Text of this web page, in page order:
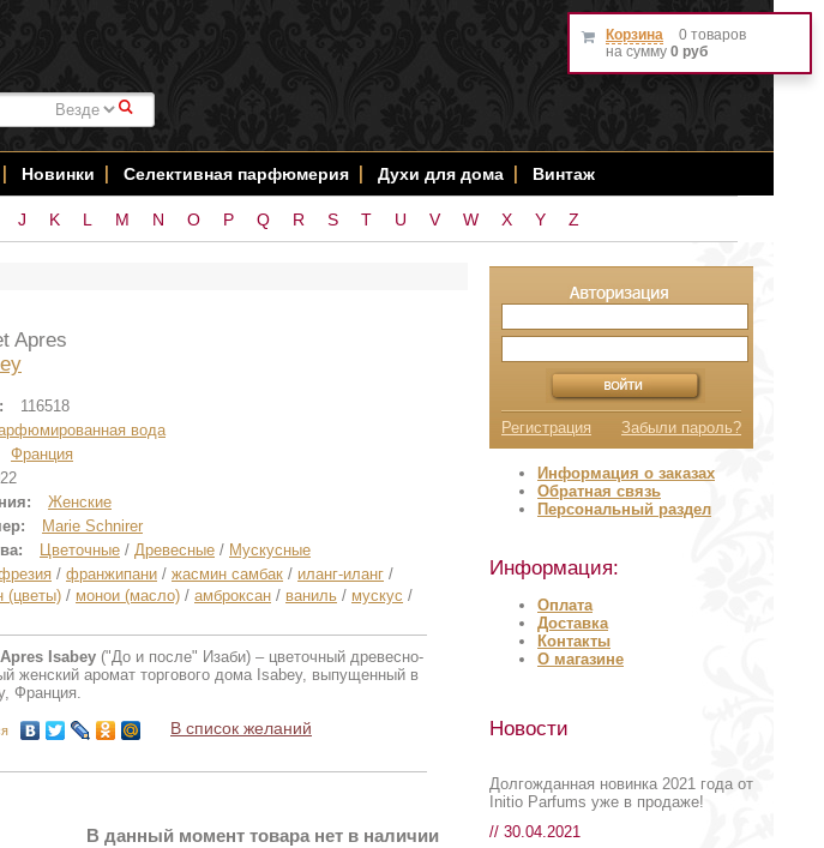
#
Новинки Селективная парфюмерия Духи для дома Винтаж
J K L M N O P Q R S T U V W X Y Z
Apres
116518
вода
Франция
Женские
Marie Schnirer
Цветочные / Древесные / Мускусные
/ франжипани / жасмин самбак / иланг-иланг /
(цветы) / монои (масло) / амброксан / ваниль / мускус /
Isabey ("До и после" Изаби) – цветочный древесно-
женский аромат торгового дома Isabey, выпущенный в
Франция.
В список желаний
В данный момент товара нет в наличии
Корзина
0 товаров
на сумму 0 руб
Регистрация Забыли пароль?
Информация о заказах
Обратная связь
Персональный раздел
Информация:
Оплата
Доставка
Контакты
О магазине
Новости
Долгожданная новинка 2021 года от
Initio Parfums уже в продаже!
// 30.04.2021